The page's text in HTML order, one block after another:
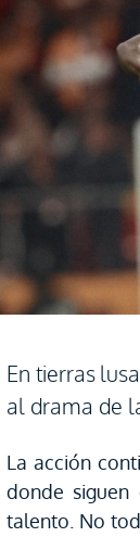
En tierras
al drama de
La acción
donde
talento. No